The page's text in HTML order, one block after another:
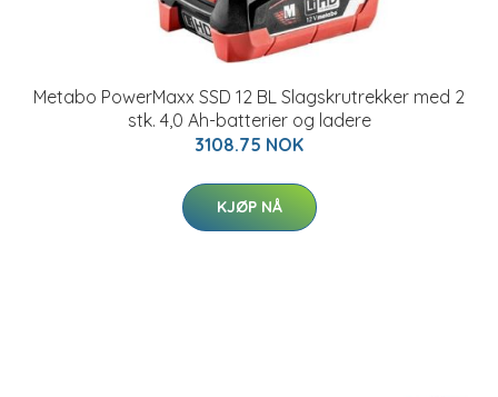
Metabo PowerMaxx SSD 12 BL Slagskrutrekker med 2
stk. 4,0 Ah-batterier og ladere
3108.75 NOK
KJØP NÅ